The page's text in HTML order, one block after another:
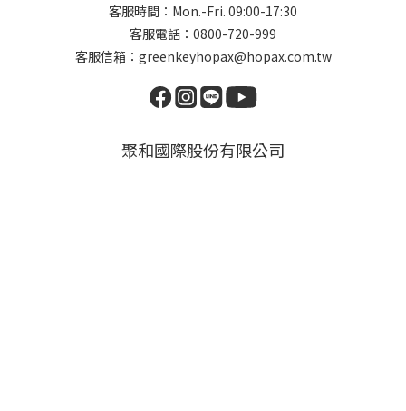
客服時間：Mon.-Fri. 09:00-17:30
客服電話：0800-720-999
客服信箱：greenkeyhopax@hopax.com.tw
聚和國際股份有限公司